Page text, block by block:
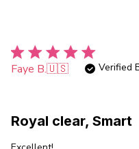
Faye B.🇺🇸 Verified
Royal clear, Smart